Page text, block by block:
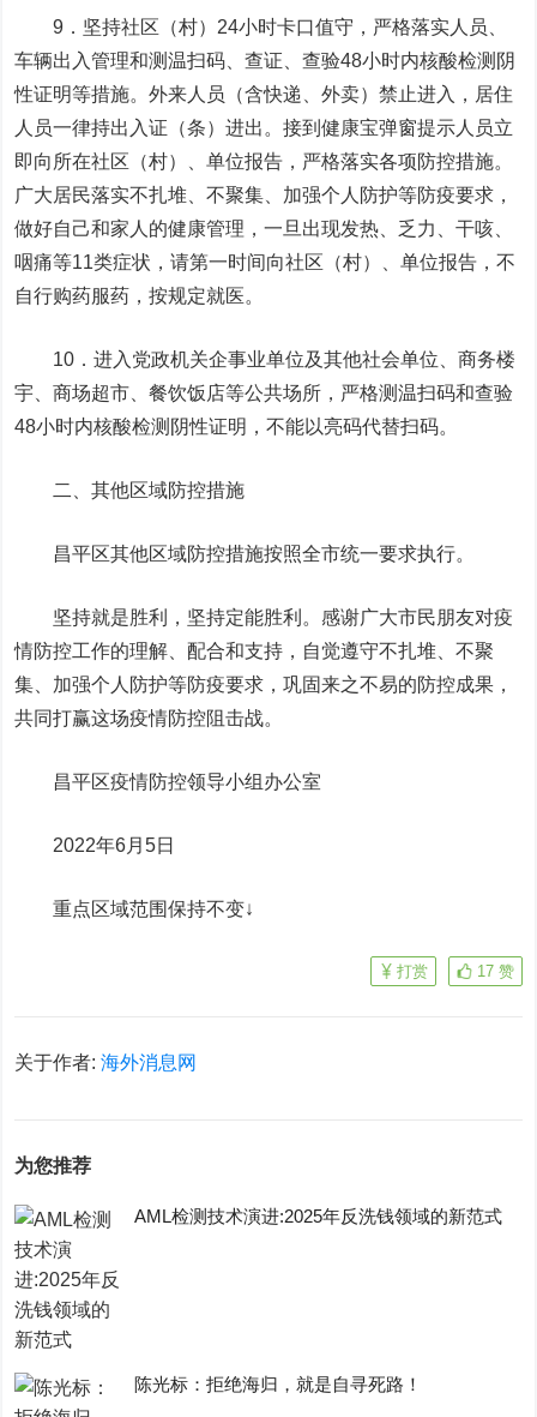
9．坚持社区（村）24小时卡口值守，严格落实人员、
车辆出入管理和测温扫码、查证、查验48小时内核酸检测阴
性证明等措施。外来人员（含快递、外卖）禁止进入，居住
人员一律持出入证（条）进出。接到健康宝弹窗提示人员立
即向所在社区（村）、单位报告，严格落实各项防控措施。
广大居民落实不扎堆、不聚集、加强个人防护等防疫要求，
做好自己和家人的健康管理，一旦出现发热、乏力、干咳、
咽痛等11类症状，请第一时间向社区（村）、单位报告，不
自行购药服药，按规定就医。
10．进入党政机关企事业单位及其他社会单位、商务楼
宇、商场超市、餐饮饭店等公共场所，严格测温扫码和查验
48小时内核酸检测阴性证明，不能以亮码代替扫码。
二、其他区域防控措施
昌平区其他区域防控措施按照全市统一要求执行。
坚持就是胜利，坚持定能胜利。感谢广大市民朋友对疫
情防控工作的理解、配合和支持，自觉遵守不扎堆、不聚
集、加强个人防护等防疫要求，巩固来之不易的防控成果，
共同打赢这场疫情防控阻击战。
昌平区疫情防控领导小组办公室
2022年6月5日
重点区域范围保持不变↓
17 赞
打赏
关于作者:海外消息网
为您推荐
AML检测技术演进:2025年反洗钱领域的新范式
陈光标：拒绝海归，就是自寻死路！